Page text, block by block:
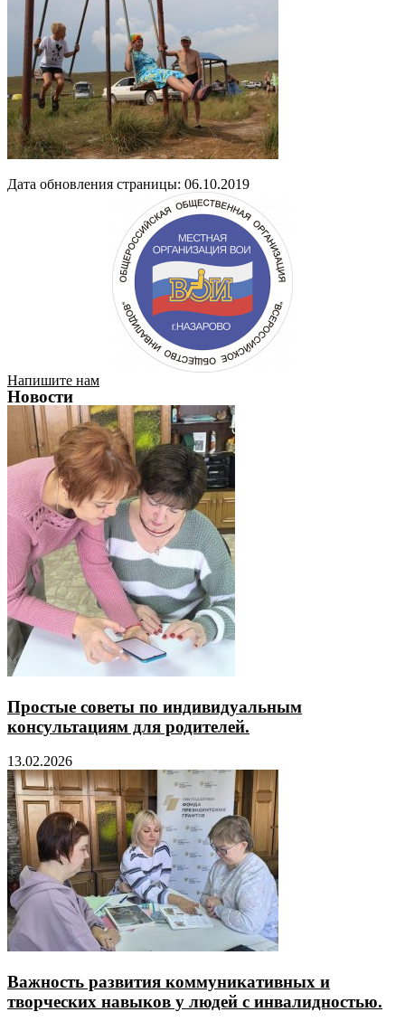
Дата обновления страницы: 06.10.2019
Напишите нам
Новости
Простые советы по индивидуальным
консультациям для родителей.
13.02.2026
Важность развития коммуникативных и
творческих навыков у людей с инвалидностью.